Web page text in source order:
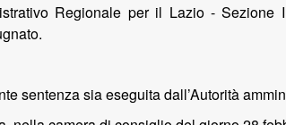
Regionale per il Lazio -
sentenza sia eseguita dall’Autorità